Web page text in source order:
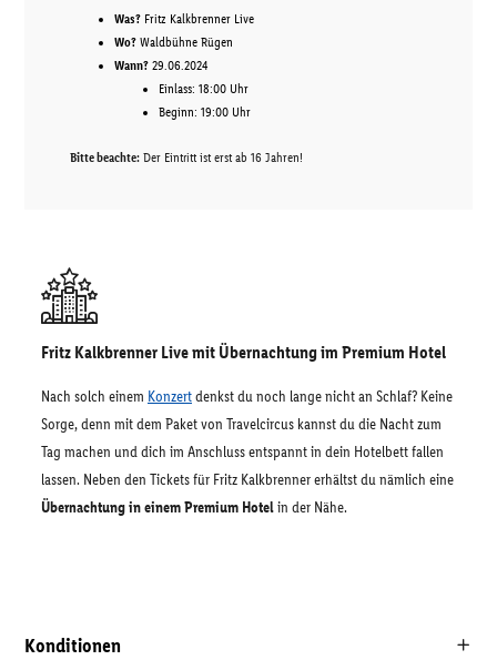
Was? Fritz Kalkbrenner Live
Wo? Waldbühne Rügen
Wann? 29.06.2024
Einlass: 18:00 Uhr
Beginn: 19:00 Uhr
Bitte beachte: Der Eintritt ist erst ab 16 Jahren!
Fritz Kalkbrenner Live mit Übernachtung im Premium Hotel
Nach solch einem Konzertdenkst du noch lange nicht an Schlaf? Keine
Sorge, denn mit dem Paket von Travelcircus kannst du die Nacht zum
Tag machen und dich im Anschluss entspannt in dein Hotelbett fallen
lassen. Neben den Tickets für Fritz Kalkbrenner erhältst du nämlich eine
Übernachtung in einem Premium Hotelin der Nähe.
Konditionen